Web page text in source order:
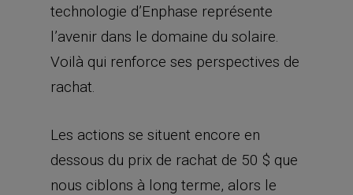
technologie d’Enphase représente
l’avenir dans le domaine du solaire.
Voilà qui renforce ses perspectives de
rachat.
Les actions se situent encore en
dessous du prix de rachat de 50 $ que
nous ciblons à long terme, alors le